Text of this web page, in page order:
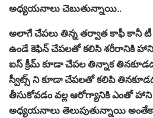
అధ్యయనాలు చెబుతున్నాయి..
అలాగే చేపలు తిన్న తర్వాత కాఫీ కానీ
ఉండే కెఫిన్ చేపలతో కలిసి శరీరానికి
ఐస్ క్రీమ్ కూడా చేపల తిన్నాక
స్వీట్స్ ని కూడా చేపలతో కలిపి
తీసుకోవడం వల్ల ఆరోగ్యానికి ఎంతో హాని
అధ్యయనాలు తెలుపుతున్నాయి